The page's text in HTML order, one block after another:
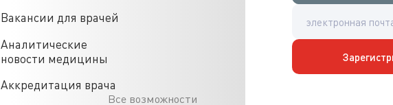
Вакансии для врачей
Аналитические
новости медицины
Аккредитация врача
Все возможности